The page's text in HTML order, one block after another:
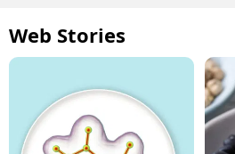
Web Stories